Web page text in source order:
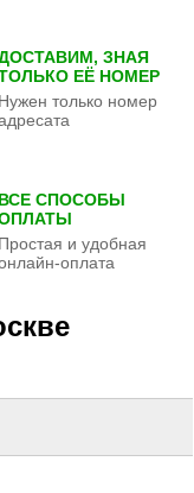
ЗНАЯ
ЕЁ НОМЕР
Нужен только номер
ВСЕ СПОСОБЫ
Простая и удобная
оплата